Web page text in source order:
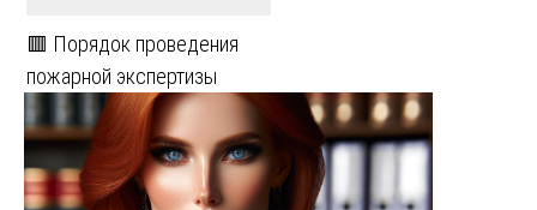
🟥 Порядок проведения
пожарной экспертизы